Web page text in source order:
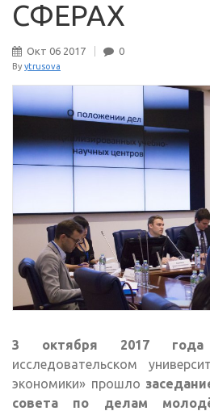
СФЕРАХ
Окт 06 2017 0
By ytrusova
3 октября 2017 года
исследовательском
экономики» прошло
совета по делам